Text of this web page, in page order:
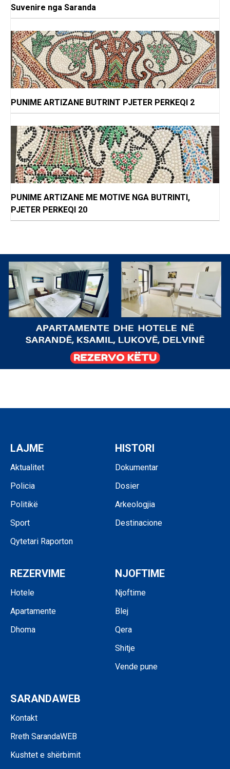
Suvenire nga Saranda
PUNIME ARTIZANE BUTRINT PJETER PERKEQI 2
PUNIME ARTIZANE ME MOTIVE NGA BUTRINTI,
PJETER PERKEQI 20
LAJME
Aktualitet
Policia
Politikë
Sport
Qytetari Raporton
HISTORI
Dokumentar
Dosier
Arkeologjia
Destinacione
REZERVIME
Hotele
Apartamente
Dhoma
NJOFTIME
Njoftime
Blej
Qera
Shitje
Vende pune
SARANDAWEB
Kontakt
Rreth SarandaWEB
Kushtet e shërbimit